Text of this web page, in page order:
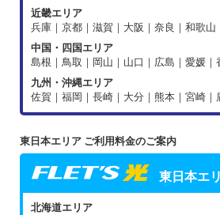
近畿エリア
兵庫｜京都｜滋賀｜大阪｜奈良｜和歌山
中国・四国エリア
島根｜鳥取｜岡山｜山口｜広島｜愛媛｜
九州・沖縄エリア
佐賀｜福岡｜長崎｜大分｜熊本｜宮崎｜
東日本エリア ご利用料金のご案内
東日本エ
北海道エリア